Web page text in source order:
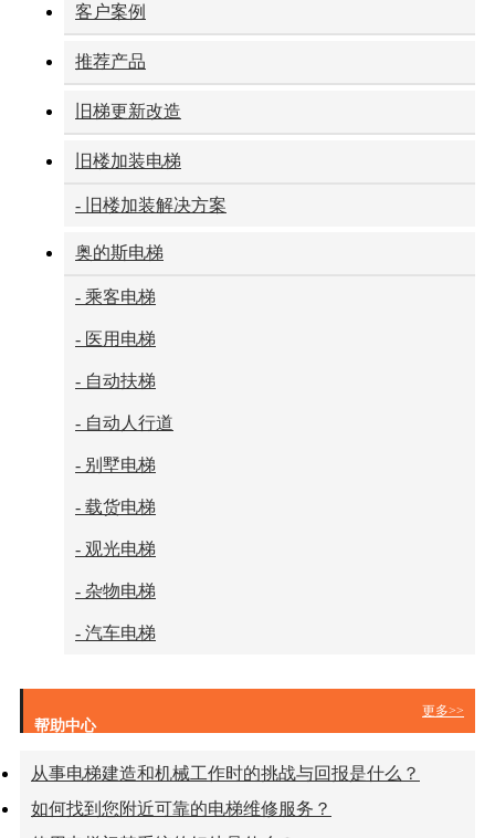
客户案例
推荐产品
旧梯更新改造
旧楼加装电梯
- 旧楼加装解决方案
奥的斯电梯
- 乘客电梯
- 医用电梯
- 自动扶梯
- 自动人行道
- 别墅电梯
- 载货电梯
- 观光电梯
- 杂物电梯
- 汽车电梯
更多>>
帮助中心
从事电梯建造和机械工作时的挑战与回报是什么？
如何找到您附近可靠的电梯维修服务？